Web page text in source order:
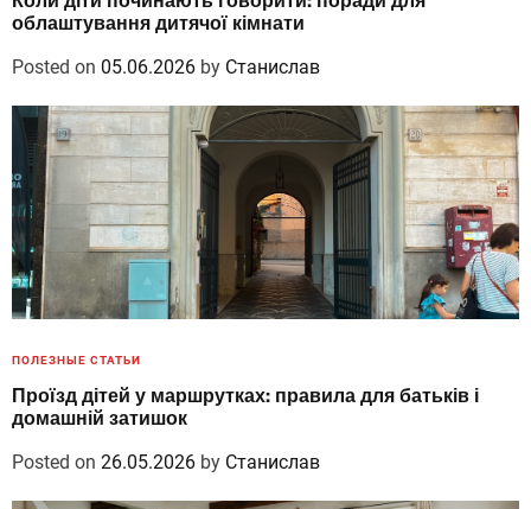
облаштування дитячої кімнати
Posted on 05.06.2026 by Станислав
ПОЛЕЗНЫЕ СТАТЬИ
Проїзд дітей у маршрутках: правила для батьків і
домашній затишок
Posted on 26.05.2026 by Станислав